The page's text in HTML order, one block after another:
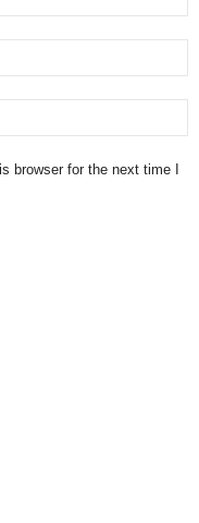
browser for the next time I